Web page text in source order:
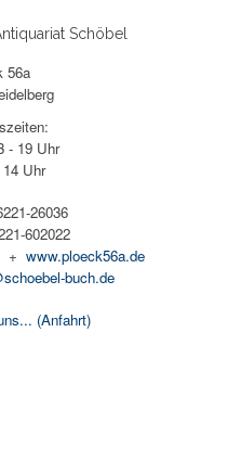
Schöbel
56a
- 19 Uhr
Uhr
26036
602022
+ www.ploeck56a.de
buch.de
(Anfahrt)